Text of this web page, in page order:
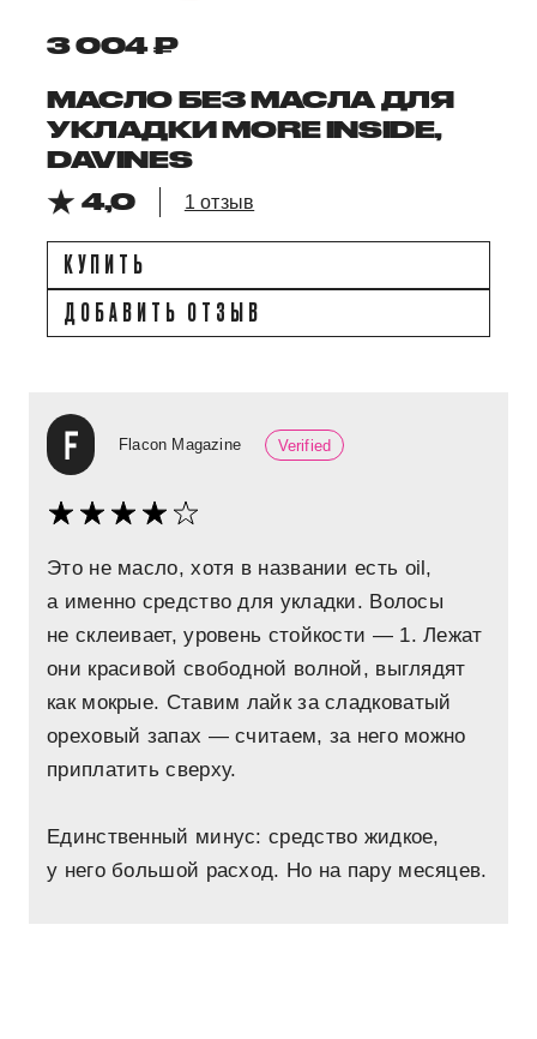
3 004 ₽
МАСЛО БЕЗ МАСЛА ДЛЯ
УКЛАДКИ MORE INSIDE,
DAVINES
4,0
1 отзыв
КУПИТЬ
ДОБАВИТЬ ОТЗЫВ
Flacon Magazine Verified
Это не масло, хотя в названии есть oil,
а именно средство для укладки. Волосы
не склеивает, уровень стойкости — 1. Лежат
они красивой свободной волной, выглядят
как мокрые. Ставим лайк за сладковатый
ореховый запах — считаем, за него можно
приплатить сверху.
Единственный минус: средство жидкое,
у него большой расход. Но на пару месяцев.